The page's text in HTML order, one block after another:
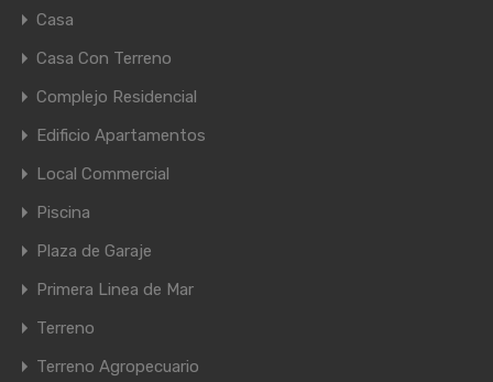
Casa
Casa Con Terreno
Complejo Residencial
Edificio Apartamentos
Local Commercial
Piscina
Plaza de Garaje
Primera Linea de Mar
Terreno
Terreno Agropecuario